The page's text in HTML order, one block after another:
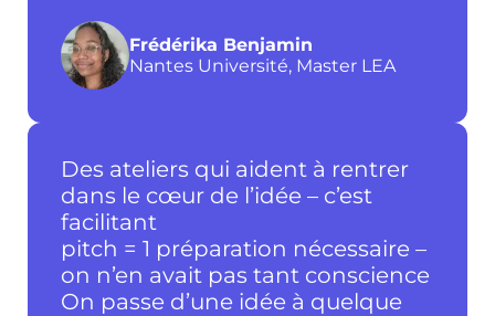
Frédérika Benjamin
Nantes Université, Master LEA
Des ateliers qui aident à rentrer
dans le cœur de l’idée – c’est
facilitant
pitch = 1 préparation nécessaire –
on n’en avait pas tant conscience
On passe d’une idée à quelque